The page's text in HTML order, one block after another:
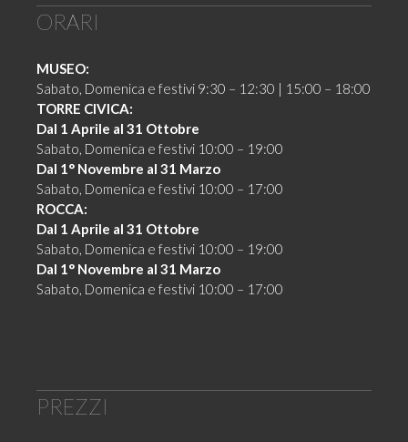
ORARI
MUSEO:
Sabato, Domenica e festivi 9:30 – 12:30 | 15:00 – 18:00
TORRE CIVICA:
Dal 1 Aprile al 31 Ottobre
Sabato, Domenica e festivi 10:00 – 19:00
Dal 1° Novembre al 31 Marzo
Sabato, Domenica e festivi 10:00 – 17:00
ROCCA:
Dal 1 Aprile al 31 Ottobre
Sabato, Domenica e festivi 10:00 – 19:00
Dal 1° Novembre al 31 Marzo
Sabato, Domenica e festivi 10:00 – 17:00
PREZZI